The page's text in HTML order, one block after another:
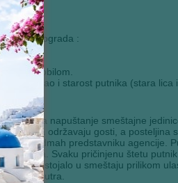
iz Beograda :
automobilom.
kao i starost putnika (stara lica
a napuštanje smeštajne
održavaju gosti, a posteljina
odmah predstavniku agencije.
odlaska. Svaku pričinjenu štetu
je postojalo u smeštaju prilikom
unutra.